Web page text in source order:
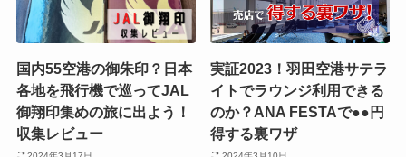
国内55空港の御朱印？日本
各地を飛行機で巡ってJAL
御翔印集めの旅に出よう！
収集レビュー
実証2023！羽田空港サテラ
イトでラウンジ利用できる
のか？ANA FESTAで●●円
得する裏ワザ